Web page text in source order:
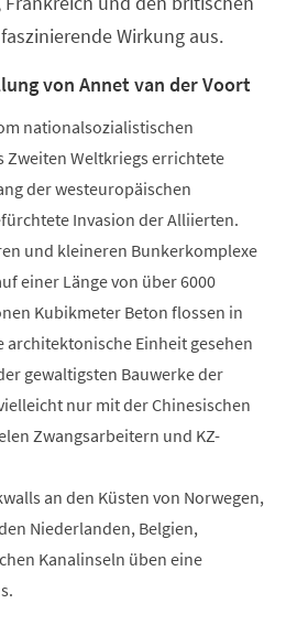
Wirkung aus.
von Annet van der Voort
nationalsozialistischen
Zweiten Weltkriegs errichtete
der westeuropäischen
Invasion der Alliierten.
und kleineren Bunkerkomplexe
einer Länge von über 6000
Kubikmeter Beton flossen in
architektonische Einheit gesehen
gewaltigsten Bauwerke der
nur mit der Chinesischen
Zwangsarbeitern und KZ-
an den Küsten von Norwegen,
Niederlanden, Belgien,
Kanalinseln üben eine